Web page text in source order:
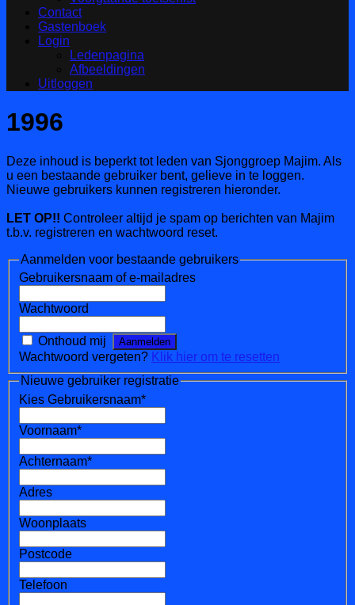
Contact
Gastenboek
Login
Ledenpagina
Afbeeldingen
Uitloggen
1996
Deze inhoud is beperkt tot leden van Sjonggroep Majim. Als
u een bestaande gebruiker bent, gelieve in te loggen.
Nieuwe gebruikers kunnen registreren hieronder.
LET OP!! Controleer altijd je spam op berichten van Majim
t.b.v. registreren en wachtwoord reset.
Aanmelden voor bestaande gebruikers
Gebruikersnaam of e-mailadres
Wachtwoord
Onthoud mij
Wachtwoord vergeten? Klik hier om te resetten
Nieuwe gebruiker registratie
Kies Gebruikersnaam*
Voornaam*
Achternaam*
Adres
Woonplaats
Postcode
Telefoon